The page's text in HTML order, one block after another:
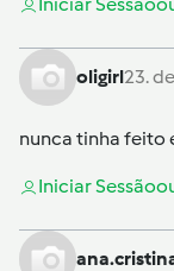
oligirl23.
nunca tinha feito
Iniciar Sessão